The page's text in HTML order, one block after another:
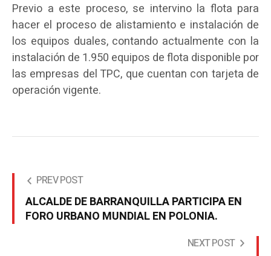
Previo a este proceso, se intervino la flota para
hacer el proceso de alistamiento e instalación de
los equipos duales, contando actualmente con la
instalación de 1.950 equipos de flota disponible por
las empresas del TPC, que cuentan con tarjeta de
operación vigente.
PREV POST
ALCALDE DE BARRANQUILLA PARTICIPA EN
FORO URBANO MUNDIAL EN POLONIA.
NEXT POST